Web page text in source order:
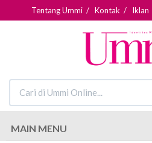
Tentang Ummi / Kontak / Iklan
MAIN MENU